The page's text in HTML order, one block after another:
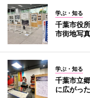
学ぶ・知る
千葉市役
市街地写
学ぶ・知る
千葉市立
に広がっ